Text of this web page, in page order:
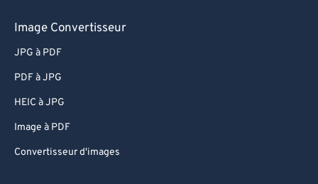
Image Convertisseur
JPG à PDF
PDF à JPG
HEIC à JPG
Image à PDF
Convertisseur d'images